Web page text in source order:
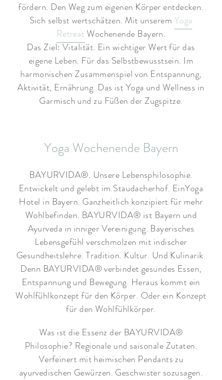
fördern. Den Weg zum eigenen Körper entdecken.
Sich selbst wertschätzen. Mit unserem Yoga
Retreat Wochenende Bayern.
Das Ziel: Vitalität. Ein wichtiger Wert für das
eigene Leben. Für das Selbstbewusstsein. Im
harmonischen Zusammenspiel von Entspannung,
Aktivität, Ernährung. Das ist Yoga und Wellness in
Garmisch und zu Füßen der Zugspitze.
Yoga Wochenende Bayern
BAYURVIDA®. Unsere Lebensphilosophie.
Entwickelt und gelebt im Staudacherhof. EinYoga
Hotel in Bayern. Ganzheitlich konzipiert für mehr
Wohlbefinden. BAYURVIDA® ist Bayern und
Ayurveda in inniger Vereinigung. Bayerisches
Lebensgefühl verschmolzen mit indischer
Gesundheitslehre. Tradition. Kultur. Und Kulinarik.
Denn BAYURVIDA® verbindet gesundes Essen,
Entspannung und Bewegung. Heraus kommt ein
Wohlfühlkonzept für den Körper. Oder ein Konzept
für den Wohlfühlkörper.
Was ist die Essenz der BAYURVIDA®
Philosophie? Regionale und saisonale Zutaten.
Verfeinert mit heimischen Pendants zu
ayurvedischen Gewürzen. Geschwister sozusagen.